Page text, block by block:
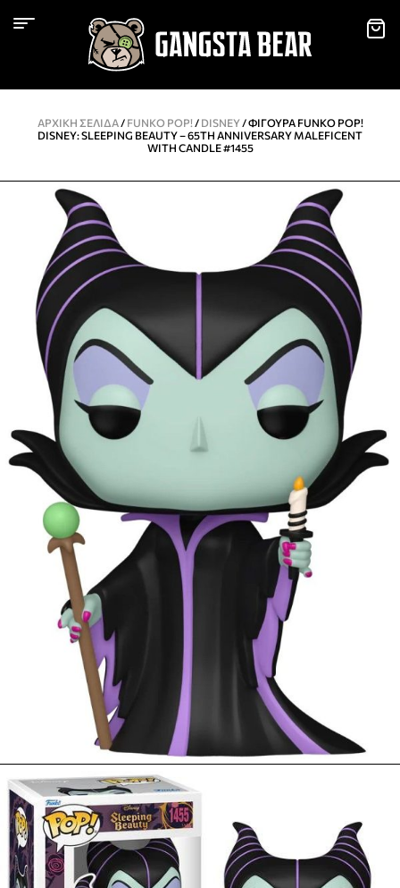
ΑΡΧΙΚΉ ΣΕΛΊΔΑ/ FUNKO POP! / DISNEY/ ΦΙΓΟΎΡΑ FUNKO POP!
DISNEY: SLEEPING BEAUTY – 65TH ANNIVERSARY MALEFICENT
WITH CANDLE #1455